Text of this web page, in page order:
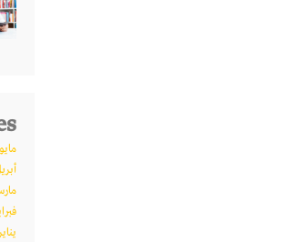
مايو 2026
أبريل
مارس
فبراير
يناير